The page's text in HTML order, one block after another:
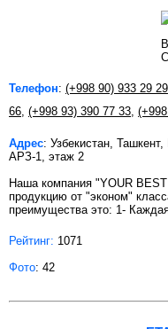
Телефон: (+998 90) 933 29 29
66, (+998 93) 390 77 33,
Адрес: Узбекистан,
АРЗ-1, этаж 2
Наша компания "YOUR
продукцию от "эконом"
преимущества это: 1-
Рейтинг: 1071
Фото: 42